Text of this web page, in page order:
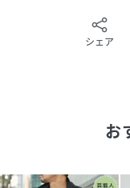
【おすすめコーディ
インナーの中綿ア
シェア
お